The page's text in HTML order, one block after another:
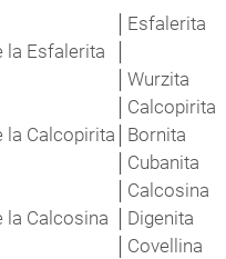
Esfalerita
la Esfalerita
│Wurzita
Calcopirita
la Calcopirita
Bornita
Cubanita
Calcosina
la Calcosina
Digenita
Covellina